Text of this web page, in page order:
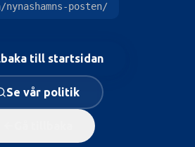
nynashamns-posten/
till startsidan
Se vår politik